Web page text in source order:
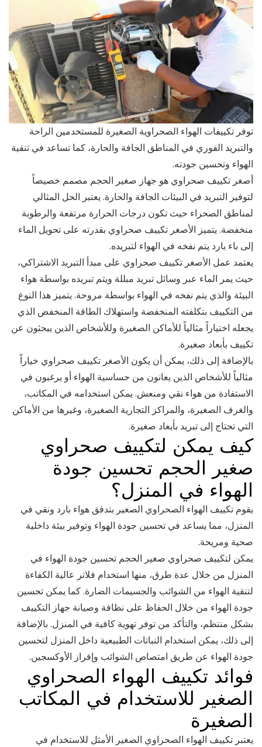
توفر تكييفات الهواء الصحراوية الصغيرة للمستخدمين الراحة
والتبريد الفوري في المناطق الجافة والحارة، كما تساعد في تنقية
الهواء وتحسين جودته.
أصغر تكييف صحراوي هو جهاز صغير الحجم مصمم خصيصاً
لتوفير التبريد في البيئات الجافة والحارة. يعتبر الحل المثالي
لمناطق الصحراء حيث تكون درجات الحرارة مرتفعة والرطوبة
منخفضة. يتميز الأصغر تكييف صحراوي بقدرته على تحويل الماء
إلى باء بارد يتم نفخه في الهواء لتبريده.
يعتمد عمل الأصغر تكييف صحراوي على مبدأ التبريد الاشتراكي،
حيث يمر الماء عبر وسائل تبريد مبللة ويتم تبريده بواسطة هواء
البيئة والذي يتم نفخه في الهواء بواسطة مروحة. يتميز هذا النوع
من التكييف بتكلفته المنخفضة واستهلاك الطاقة المنخفض الذي
يجعله اختياراً مثالياً للأماكن الصغيرة وللأشخاص الذين يبحثون عن
تكييف بأبعاد صغيرة.
بالإضافة إلى ذلك، يمكن أن يكون الأصغر تكييف صحراوي خياراً
مثالياً للأشخاص الذين يعانون من حساسية الهواء أو يرغبون في
الاستفادة من هواء نقي ومنعش. يمكن استخدامه في المكاتب،
والغرف الصغيرة، والمراكز التجارية الصغيرة، وغيرها من الأماكن
التي تحتاج إلى تبريد بأبعاد صغيرة.
كيف يمكن لتكييف صحراوي
صغير الحجم تحسين جودة
الهواء في المنزل؟
يقوم تكييف الهواء الصحراوي الصغير بتدفق هواء بارد ونقي في
المنزل، مما يساعد في تحسين جودة الهواء وتوفير بيئة داخلية
صحية ومريحة.
يمكن لتكييف صحراوي صغير الحجم تحسين جودة الهواء في
المنزل من خلال عدة طرق، منها استخدام فلاتر عالية الكفاءة
لتنقية الهواء من الشوائب والجسيمات الضارة. كما يمكن تحسين
جودة الهواء من خلال الحفاظ على نظافة وصيانة جهاز التكييف
بشكل منتظم، والتأكد من توفر تهوية كافية في المنزل. بالإضافة
إلى ذلك، يمكن استخدام النباتات الطبيعية داخل المنزل لتحسين
جودة الهواء عن طريق امتصاص الشوائب وإفراز الأوكسجين.
فوائد تكييف الهواء الصحراوي
الصغير للاستخدام في المكاتب
الصغيرة
يعتبر تكييف الهواء الصحراوي الصغير الأمثل للاستخدام في